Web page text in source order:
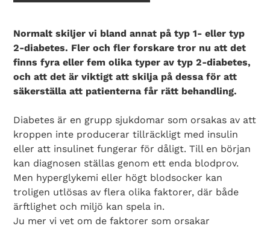
Normalt skiljer vi bland annat på typ 1- eller typ
2-diabetes. Fler och fler forskare tror nu att det
finns fyra eller fem olika typer av typ 2-diabetes,
och att det är viktigt att skilja på dessa för att
säkerställa att patienterna får rätt behandling.
Diabetes är en grupp sjukdomar som orsakas av att
kroppen inte producerar tillräckligt med insulin
eller att insulinet fungerar för dåligt. Till en början
kan diagnosen ställas genom ett enda blodprov.
Men hyperglykemi eller högt blodsocker kan
troligen utlösas av flera olika faktorer, där både
ärftlighet och miljö kan spela in.
Ju mer vi vet om de faktorer som orsakar